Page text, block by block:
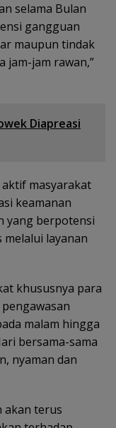
selama Bulan
gangguan
maupun tindak
jam-jam rawan,”
Diapreasi
masyarakat
keamanan
yang berpotensi
layanan
khususnya para
malam hingga
bersama-sama
nyaman dan
akan terus